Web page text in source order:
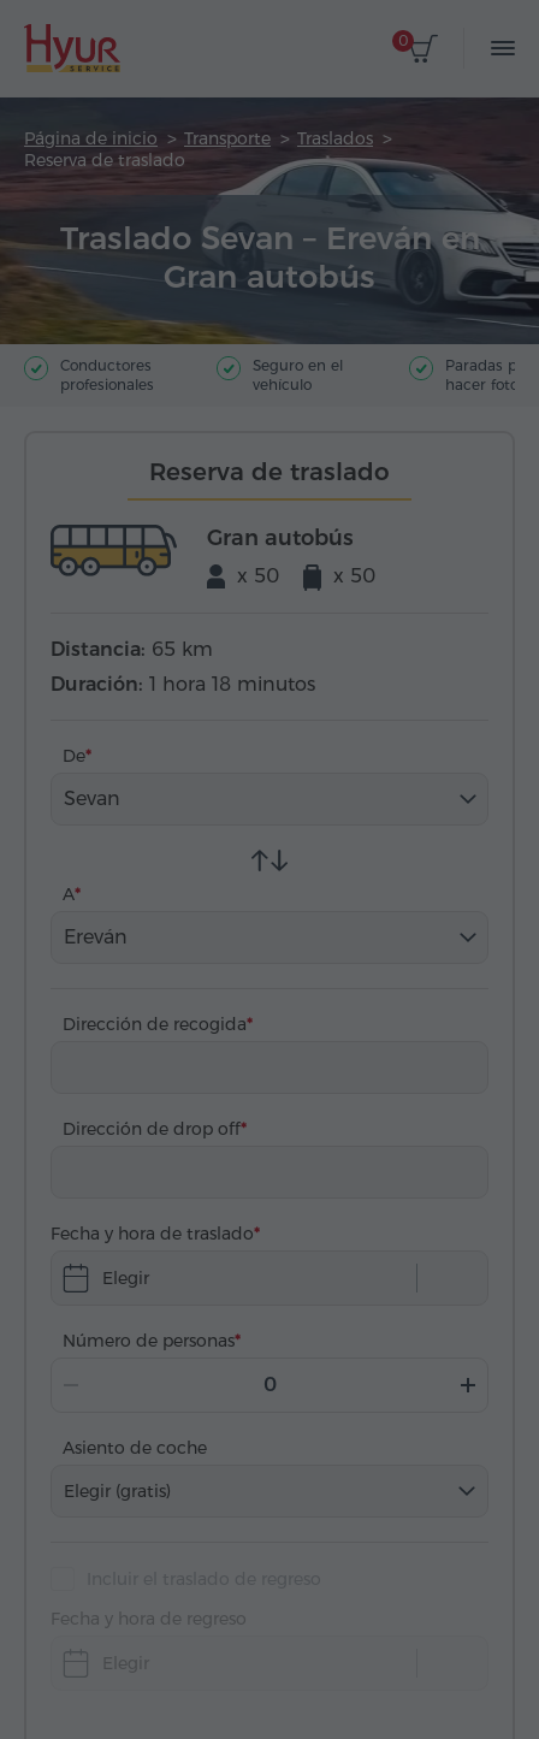
0
Página de inicio Transporte
Traslados
Reserva de traslado
Traslado Sevan – Ereván en
Gran autobús
Conductores
profesionales
Seguro en el
vehículo
Paradas para
hacer fotos
Reserva de traslado
Gran autobús
x 50 x 50
Distancia: 65 km
Duración: 1 hora 18 minutos
De
Sevan
A
Ereván
Dirección de recogida
Dirección de drop off
Fecha y hora de traslado
Elegir
Número de personas
Asiento de coche
Elegir (gratis)
Fecha y hora de regreso
Elegir